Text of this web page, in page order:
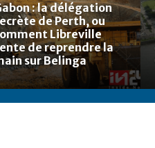
: la délégation
de Perth, ou
Libreville
de reprendre la
sur Belinga